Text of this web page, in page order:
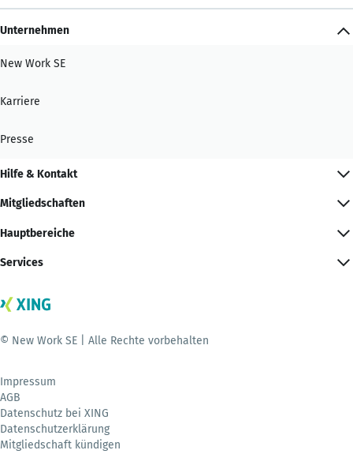
Unternehmen
New Work SE
Karriere
Presse
Hilfe & Kontakt
Mitgliedschaften
Hauptbereiche
Services
© New Work SE | Alle Rechte vorbehalten
Impressum
AGB
Datenschutz bei XING
Datenschutzerklärung
Mitgliedschaft kündigen